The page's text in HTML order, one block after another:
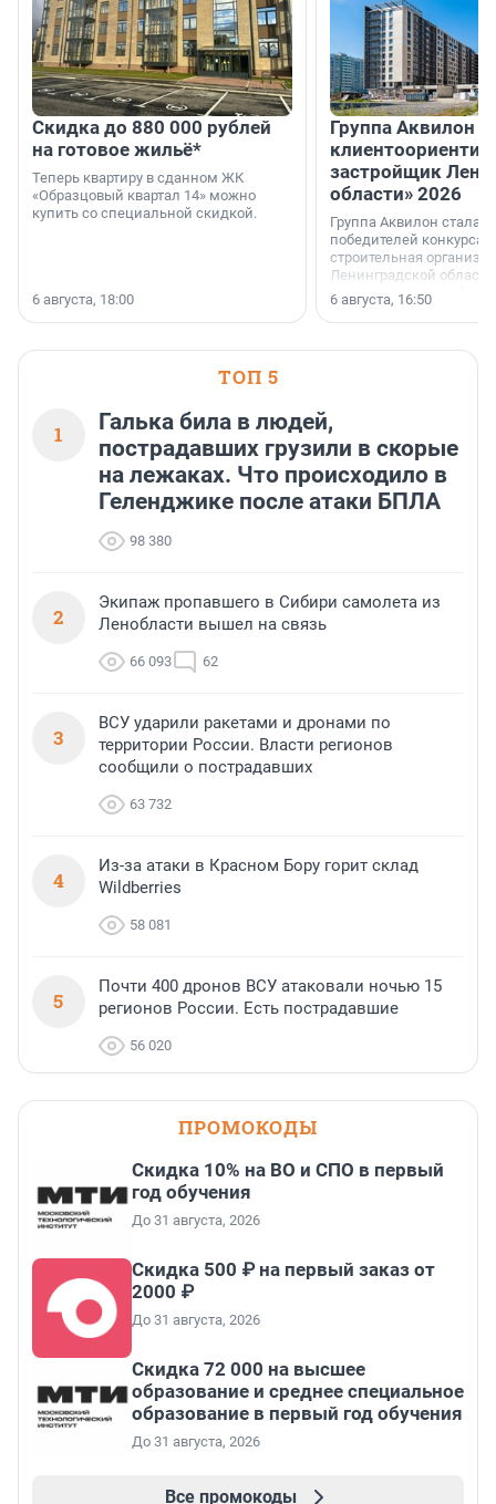
Скидка до 880 000 рублей
на готовое жильё*
Теперь квартиру в сданном ЖК
«Образцовый квартал 14» можно
купить со специальной скидкой.
6 августа, 18:00
Группа Аквилон
застройщик
области» 2026
Группа Аквилон стала
победителей конкурса
строительная
Ленинградской области
номинации «Самый
застройщик
области».
6 августа, 16:50
ТОП 5
1
Галька била в людей,
пострадавших грузили в скорые
на лежаках. Что происходило в
Геленджике после атаки БПЛА
98 380
2
Экипаж пропавшего в Сибири самолета из
Ленобласти вышел на связь
66 093 62
3
ВСУ ударили ракетами и дронами по
территории России. Власти регионов
сообщили о пострадавших
63 732
4
Из-за атаки в Красном Бору горит склад
Wildberries
58 081
5
Почти 400 дронов ВСУ атаковали ночью 15
регионов России. Есть пострадавшие
56 020
ПРОМОКОДЫ
Скидка 10% на ВО и СПО в первый
год обучения
До 31 августа, 2026
Скидка 500 ₽ на первый заказ от
2000 ₽
До 31 августа, 2026
Скидка 72 000 на высшее
образование и среднее специальное
образование в первый год обучения
До 31 августа, 2026
Все промокоды